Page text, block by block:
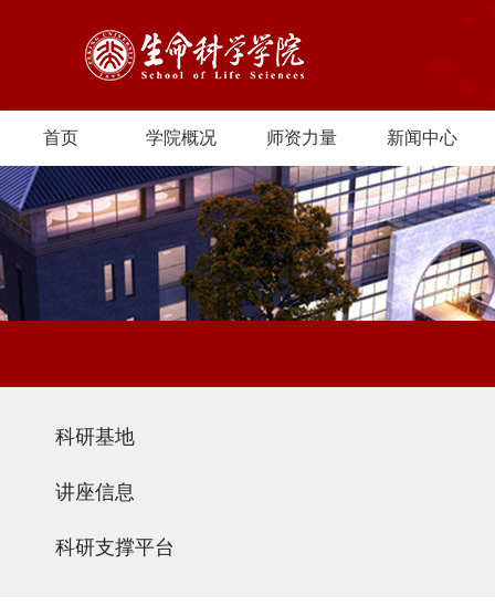
首页 学院概况 师资力量 新闻中心
科研基地
讲座信息
科研支撑平台